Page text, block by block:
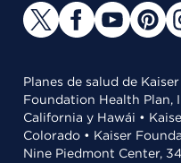
Planes de salud de
Foundation Health Plan,
California y Hawái •
Colorado • Kaiser
Nine Piedmont Center,